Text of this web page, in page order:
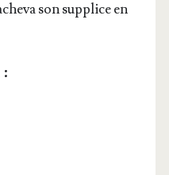
son sup­plice en